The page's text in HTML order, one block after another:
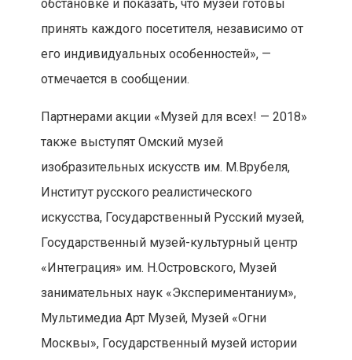
обстановке и показать, что музеи готовы
принять каждого посетителя, независимо от
его индивидуальных особенностей», —
отмечается в сообщении.
Партнерами акции «Музей для всех! — 2018»
также выступят Омский музей
изобразительных искусств им. М.Врубеля,
Институт русского реалистического
искусства, Государственный Русский музей,
Государственный музей-культурный центр
«Интеграция» им. Н.Островского, Музей
занимательных наук «Экспериментаниум»,
Мультимедиа Арт Музей, Музей «Огни
Москвы», Государственный музей истории